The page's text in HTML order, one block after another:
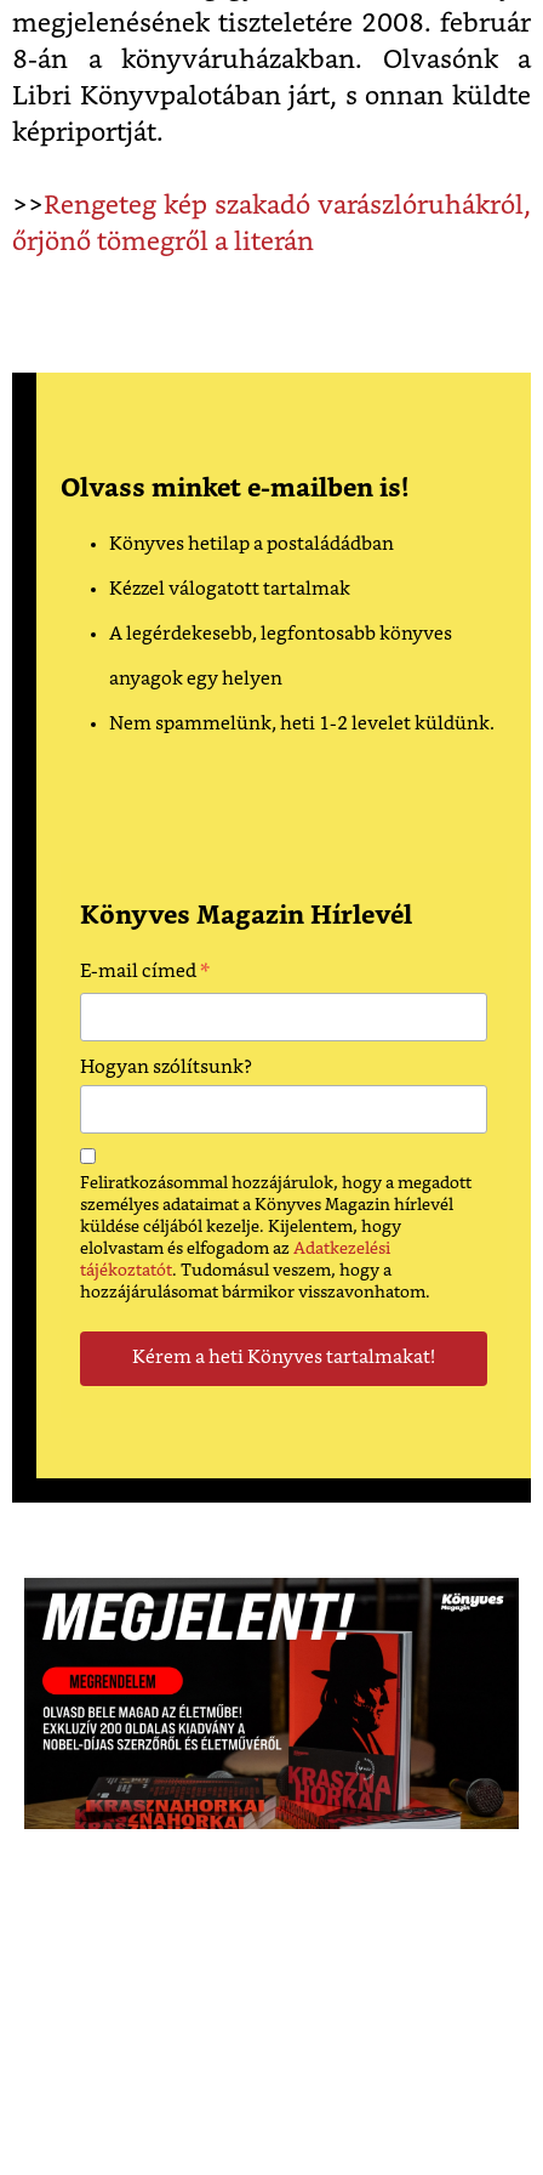
megjelenésének tiszteletére 2008. február
8-án a könyváruházakban. Olvasónk a
Libri Könyvpalotában járt, s onnan küldte
képriportját.
>>Rengeteg kép szakadó varászlóruhákról,
őrjönő tömegről a literán
Olvass minket e-mailben is!
Könyves hetilap a postaládádban
Kézzel válogatott tartalmak
A legérdekesebb, legfontosabb könyves
anyagok egy helyen
Nem spammelünk, heti 1-2 levelet küldünk.
Könyves Magazin Hírlevél
E-mail címed*
Hogyan szólítsunk?
Feliratkozásommal hozzájárulok, hogy a megadott
személyes adataimat a Könyves Magazin hírlevél
küldése céljából kezelje. Kijelentem, hogy
elolvastam és elfogadom az Adatkezelési
tájékoztatót. Tudomásul veszem, hogy a
hozzájárulásomat bármikor visszavonhatom.